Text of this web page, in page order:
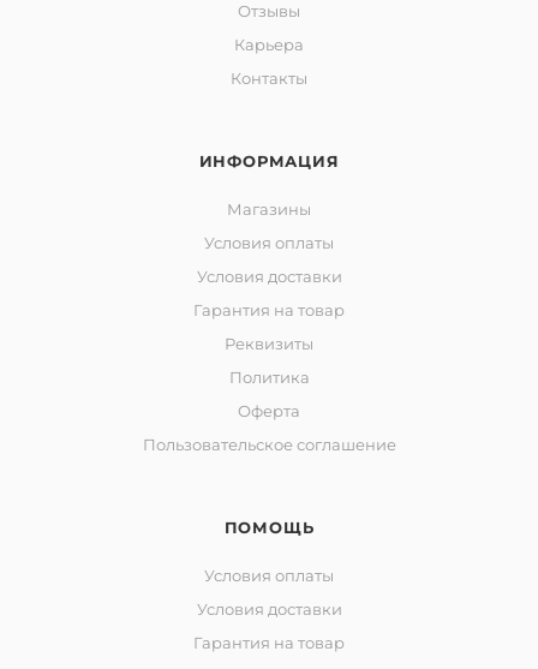
Отзывы
Карьера
Контакты
ИНФОРМАЦИЯ
Магазины
Условия оплаты
Условия доставки
Гарантия на товар
Реквизиты
Политика
Оферта
Пользовательское соглашение
ПОМОЩЬ
Условия оплаты
Условия доставки
Гарантия на товар